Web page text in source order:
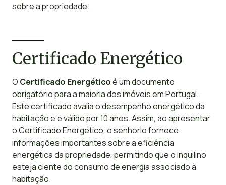
sobre a propriedade.
Certificado Energético
O Certificado Energéticoé um documento
obrigatório para a maioria dos imóveis em Portugal.
Este certificado avalia o desempenho energético da
habitação e é válido por 10 anos. Assim, ao apresentar
o Certificado Energético, o senhorio fornece
informações importantes sobre a eficiência
energética da propriedade, permitindo que o inquilino
esteja ciente do consumo de energia associado à
habitação.